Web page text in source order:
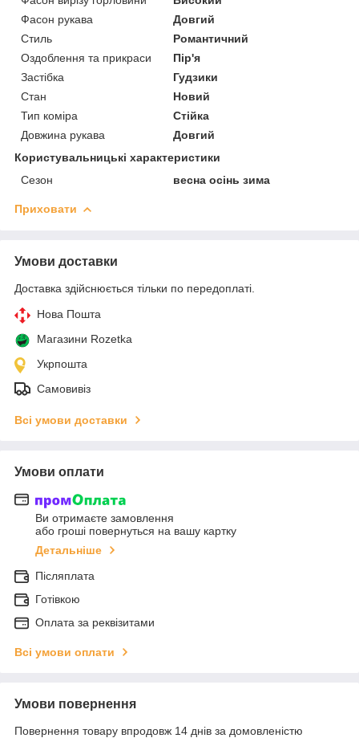
Фасон рукава
Довгий
Стиль
Романтичний
Оздоблення та прикраси
Пір'я
Застібка
Гудзики
Стан
Новий
Тип коміра
Стійка
Довжина рукава
Довгий
Користувальницькі характеристики
Сезон
весна осінь зима
Приховати
Умови доставки
Доставка здійснюється тільки по передоплаті.
Нова Пошта
Магазини Rozetka
Укрпошта
Самовивіз
Всі умови доставки
Умови оплати
Ви отримаєте замовлення
або гроші повернуться на вашу картку
Детальніше
Післяплата
Готівкою
Оплата за реквізитами
Всі умови оплати
Умови повернення
Повернення товару впродовж 14 днів за домовленістю